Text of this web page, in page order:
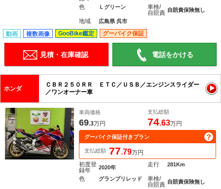
色
Ｌグリーン
車検/
自賠責 自賠責保険無し
地域 広島県 呉市
動画 複数画像 GooBike鑑定 グーバイク保証
見積・在庫確認 電話をかける
ホンダ
ＣＢＲ２５０ＲＲ ＥＴＣ／ＵＳＢ／エンジンスライダー
／ワンオーナー車
車両価格
69.3万円
支払総額
74.63万円
グーバイク保証付きプラン
支払総額 77.79万円
初度登
録年
2020年 走行 281Km
色 グランプリレッド
車検/
自賠責 自賠責保険無し